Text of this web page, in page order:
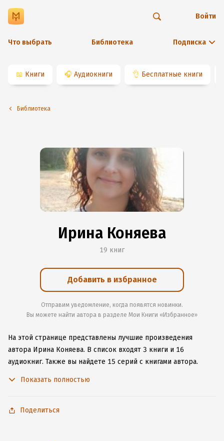
Что выбрать Библиотека Подписка
Войти
📖 Книги 🎧 Аудиокниги 👌 Бесплатные книги
Библиотека
Ирина Коняева
19 книг
Добавить в избранное
Отправим уведомление, когда появятся новинки.
Вы можете найти автора в разделе Мои Книги «Избранное»
На этой странице представлены лучшие произведения
автора Ирина Коняева. В список входят 3 книги и 16
аудиокниг. Также вы найдете 15 серий с книгами автора.
Android, чтобы не расставаться с любимыми произведениями
Показать полностью
Поделиться